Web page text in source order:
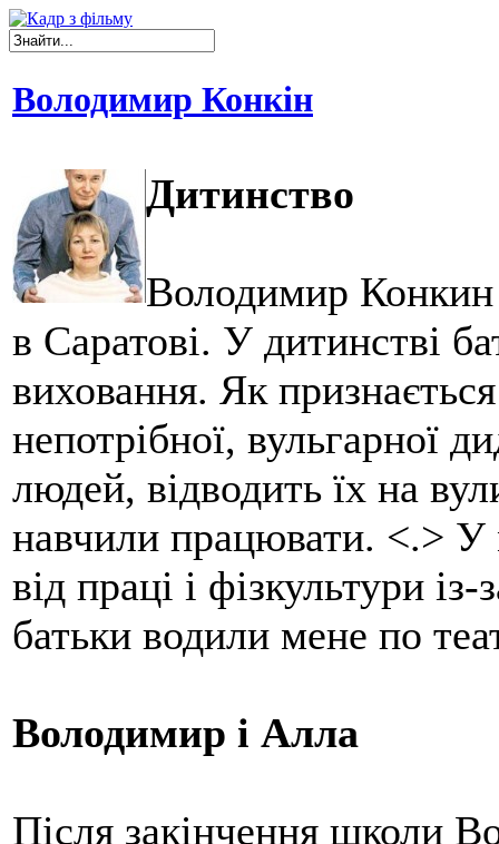
Володимир Конкін
Дитинство
Володимир Конкин
в Саратові. У дитинстві
виховання. Як
непотрібної, вульгарної
людей, відводить їх на
навчили працювати. <.> У
від праці і фізкультури
батьки водили мене по
Володимир і Алла
Після закінчення школи